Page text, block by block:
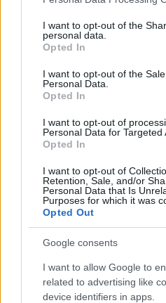
not limited to your visit or usage
grant or deny consent to
use your data for below
consent section.
I want to opt-out of the
personal data.
Opted In
I want to opt-out of the
Personal Data.
Opted In
I want to opt-out of
Personal Data for Targeted
Opted In
I want to opt-out of
Retention, Sale, and/or
Personal Data that Is
Purposes for which it was
Opted Out
Google consents
I want to allow Google to
related to advertising like
device identifiers in apps.
neves román íróval
találkozhat majd a
Pódiumbeszélgetés
Esterházy Péter és
Anamaria Pop is, román
irodalmi szerkesztők
Könyvbemutatók
megismerhetik Mircea
Sárkányok
amelyet a mű fordítója,
A Jelenkor Kiadó Markó
verseskötetének
Márta és Vujity Tvrtko